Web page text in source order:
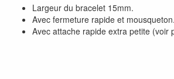
Largeur du bracelet 15mm.
Avec fermeture rapide et mousqueton.
Avec attache rapide extra petite (voir